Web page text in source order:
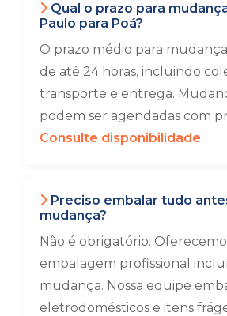
Qual o prazo para
Paulo para Poá?
O prazo médio para
de até 24 horas, incluindo
transporte e entrega.
podem ser agendadas com
Consulte disponibilidade.
Preciso embalar tudo
mudança?
Não é obrigatório.
embalagem profissional
mudança. Nossa equipe
eletrodomésticos e itens